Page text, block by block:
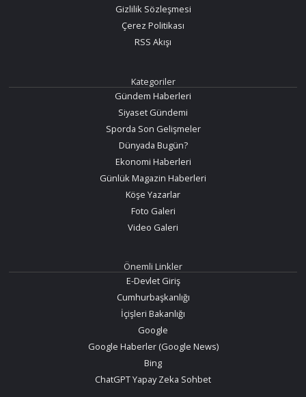
Gizlilik Sözleşmesi
Çerez Politikası
RSS Akışı
Kategoriler
Gündem Haberleri
Siyaset Gündemi
Sporda Son Gelişmeler
Dünyada Bugün?
Ekonomi Haberleri
Günlük Magazin Haberleri
Köşe Yazarlar
Foto Galeri
Video Galeri
Önemli Linkler
E-Devlet Giriş
Cumhurbaşkanlığı
İçişleri Bakanlığı
Google
Google Haberler (Google News)
Bing
ChatGPT Yapay Zeka Sohbet